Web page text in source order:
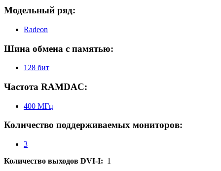
Модельный ряд:
Radeon
Шина обмена с памятью:
128 бит
Частота RAMDAC:
400 МГц
Количество поддерживаемых мониторов:
3
Количество выходов DVI-I: 1